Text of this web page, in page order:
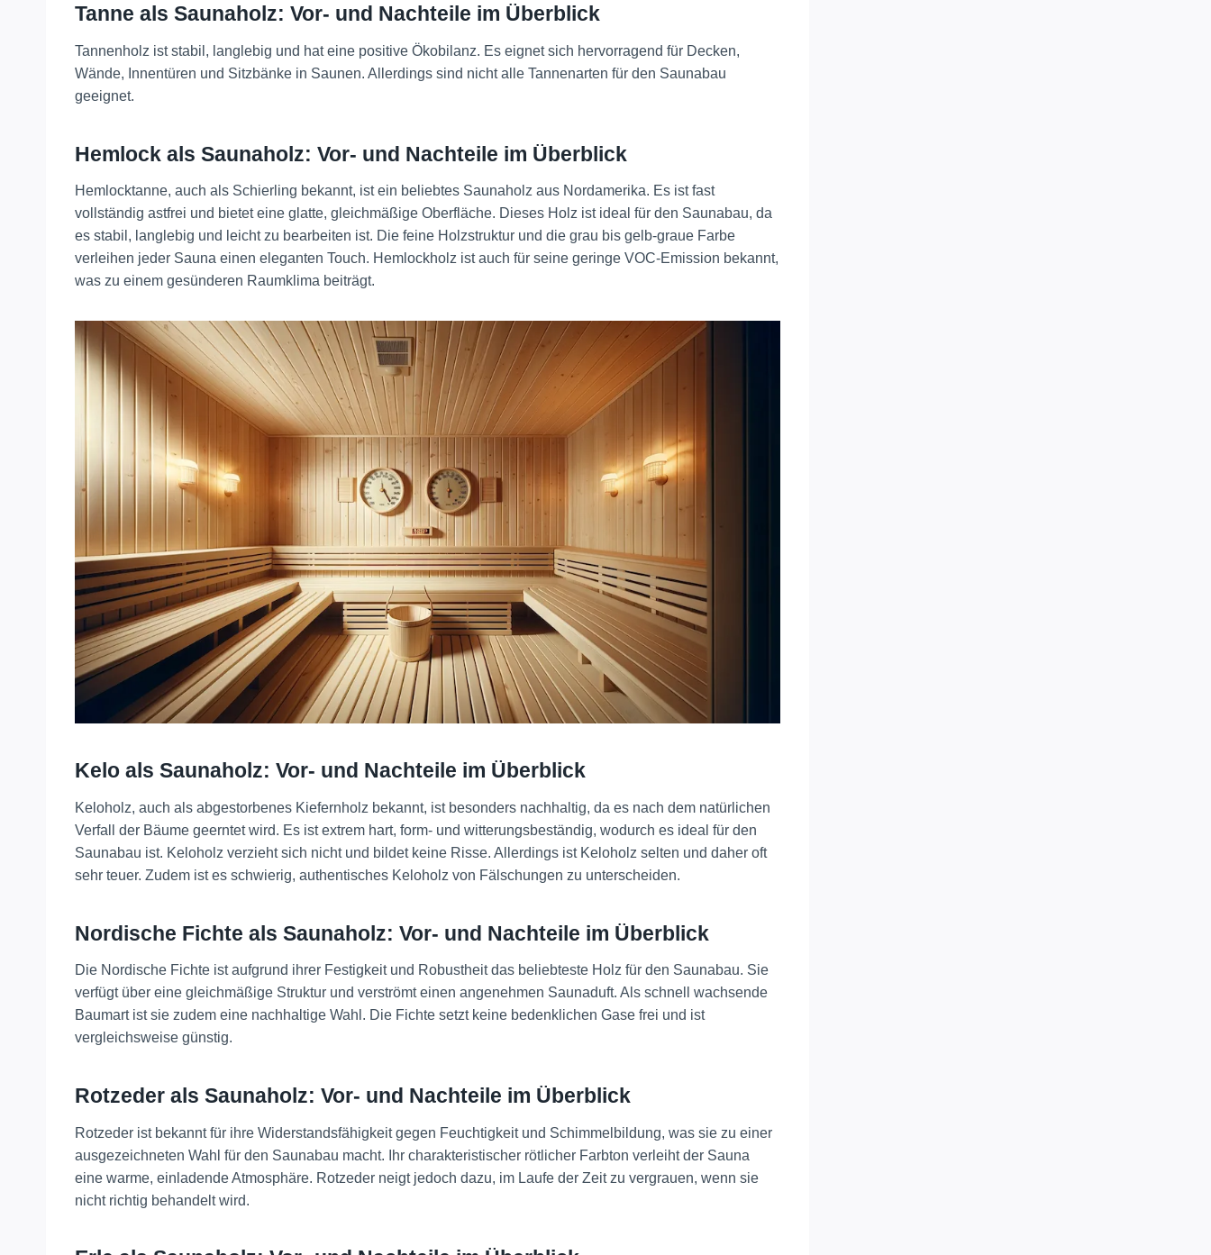
Tanne als Saunaholz: Vor- und Nachteile im Überblick
Tannenholz ist stabil, langlebig und hat eine positive Ökobilanz. Es eignet sich hervorragend für Decken,
Wände, Innentüren und Sitzbänke in Saunen. Allerdings sind nicht alle Tannenarten für den Saunabau
geeignet​​.
Hemlock als Saunaholz: Vor- und Nachteile im Überblick
Hemlocktanne, auch als Schierling bekannt, ist ein beliebtes Saunaholz aus Nordamerika. Es ist fast
vollständig astfrei und bietet eine glatte, gleichmäßige Oberfläche. Dieses Holz ist ideal für den Saunabau, da
es stabil, langlebig und leicht zu bearbeiten ist. Die feine Holzstruktur und die grau bis gelb-graue Farbe
verleihen jeder Sauna einen eleganten Touch. Hemlockholz ist auch für seine geringe VOC-Emission bekannt,
was zu einem gesünderen Raumklima beiträgt​​.
Kelo als Saunaholz: Vor- und Nachteile im Überblick
Keloholz, auch als abgestorbenes Kiefernholz bekannt, ist besonders nachhaltig, da es nach dem natürlichen
Verfall der Bäume geerntet wird. Es ist extrem hart, form- und witterungsbeständig, wodurch es ideal für den
Saunabau ist. Keloholz verzieht sich nicht und bildet keine Risse. Allerdings ist Keloholz selten und daher oft
sehr teuer. Zudem ist es schwierig, authentisches Keloholz von Fälschungen zu unterscheiden​​.
Nordische Fichte als Saunaholz: Vor- und Nachteile im Überblick
Die Nordische Fichte ist aufgrund ihrer Festigkeit und Robustheit das beliebteste Holz für den Saunabau. Sie
verfügt über eine gleichmäßige Struktur und verströmt einen angenehmen Saunaduft. Als schnell wachsende
Baumart ist sie zudem eine nachhaltige Wahl. Die Fichte setzt keine bedenklichen Gase frei und ist
vergleichsweise günstig​​.
Rotzeder als Saunaholz: Vor- und Nachteile im Überblick
Rotzeder ist bekannt für ihre Widerstandsfähigkeit gegen Feuchtigkeit und Schimmelbildung, was sie zu einer
ausgezeichneten Wahl für den Saunabau macht. Ihr charakteristischer rötlicher Farbton verleiht der Sauna
eine warme, einladende Atmosphäre. Rotzeder neigt jedoch dazu, im Laufe der Zeit zu vergrauen, wenn sie
nicht richtig behandelt wird.